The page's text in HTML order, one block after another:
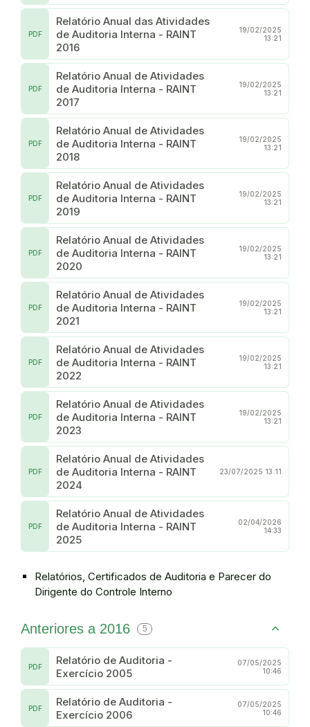
Relatório Anual das Atividades
de Auditoria Interna - RAINT
2016
PDF
19/02/2025
13:21
Relatório Anual de Atividades
de Auditoria Interna - RAINT
2017
PDF
19/02/2025
13:21
Relatório Anual de Atividades
de Auditoria Interna - RAINT
2018
PDF
19/02/2025
13:21
Relatório Anual de Atividades
de Auditoria Interna - RAINT
2019
PDF
19/02/2025
13:21
Relatório Anual de Atividades
de Auditoria Interna - RAINT
2020
PDF
19/02/2025
13:21
Relatório Anual de Atividades
de Auditoria Interna - RAINT
2021
PDF
19/02/2025
13:21
Relatório Anual de Atividades
de Auditoria Interna - RAINT
2022
PDF
19/02/2025
13:21
Relatório Anual de Atividades
de Auditoria Interna - RAINT
2023
PDF
19/02/2025
13:21
Relatório Anual de Atividades
de Auditoria Interna - RAINT
2024
PDF 23/07/2025 13:11
Relatório Anual de Atividades
de Auditoria Interna - RAINT
2025
PDF
02/04/2026
14:33
Relatórios, Certificados de Auditoria e Parecer do
Dirigente do Controle Interno
Anteriores a 2016 5
Relatório de Auditoria -
Exercício 2005
PDF
07/05/2025
10:46
Relatório de Auditoria -
Exercício 2006
PDF
07/05/2025
10:46